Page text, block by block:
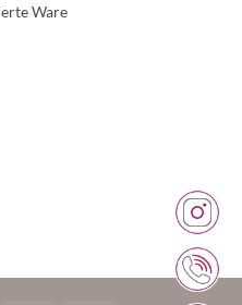
Ware
Inhalt.